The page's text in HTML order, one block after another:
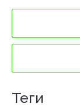
теги